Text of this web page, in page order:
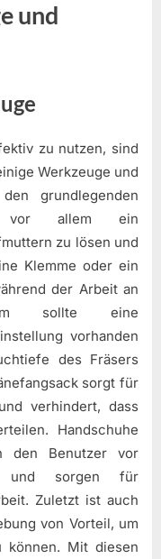
und
zu nutzen, sind
Werkzeuge und
grundlegenden
vor allem ein
zu lösen und
Klemme oder ein
der Arbeit an
sollte eine
vorhanden
des Fräsers
sorgt für
verhindert, dass
Handschuhe
den Benutzer vor
und sorgen für
Zuletzt ist auch
von Vorteil, um
können. Mit diesen